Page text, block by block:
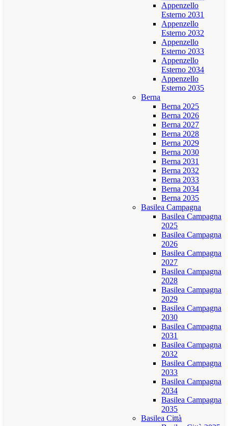
Appenzello
Esterno 2031
Appenzello
Esterno 2032
Appenzello
Esterno 2033
Appenzello
Esterno 2034
Appenzello
Esterno 2035
Berna
Berna 2025
Berna 2026
Berna 2027
Berna 2028
Berna 2029
Berna 2030
Berna 2031
Berna 2032
Berna 2033
Berna 2034
Berna 2035
Basilea Campagna
Basilea Campagna
2025
Basilea Campagna
2026
Basilea Campagna
2027
Basilea Campagna
2028
Basilea Campagna
2029
Basilea Campagna
2030
Basilea Campagna
2031
Basilea Campagna
2032
Basilea Campagna
2033
Basilea Campagna
2034
Basilea Campagna
2035
Basilea Città